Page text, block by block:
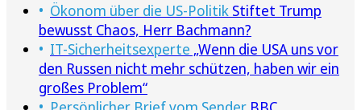
Ökonom über die US-Politik Stiftet Trump
bewusst Chaos, Herr Bachmann?
IT-Sicherheitsexperte „Wenn die USA uns vor
den Russen nicht mehr schützen, haben wir ein
großes Problem“